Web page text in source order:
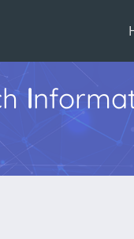
I